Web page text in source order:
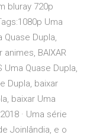
bluray 720p
Uma
Quase Dupla,
BAIXAR
Uma Quase Dupla,
Dupla, baixar
baixar Uma
· Uma série
Joinlândia, e o